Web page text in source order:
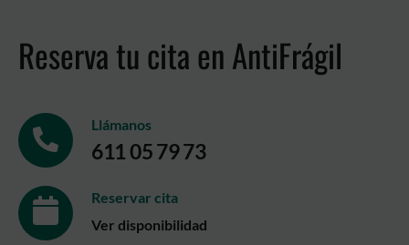
Reserva tu cita en AntiFrágil
Llámanos
611 05 79 73
Reservar cita
Ver disponibilidad